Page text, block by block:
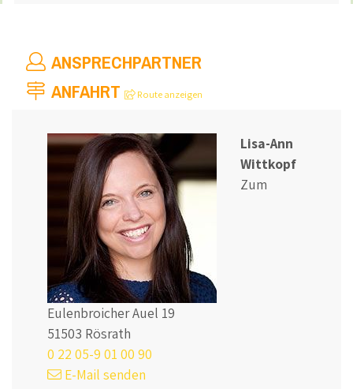
ANSPRECHPARTNER
ANFAHRT
Route anzeigen
Lisa-Ann
Wittkopf
Zum
Eulenbroicher Auel 19
51503 Rösrath
0 22 05-9 01 00 90
E-Mail senden